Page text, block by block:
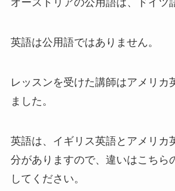
オーストリアの公用語は、ドイツ
英語は公用語ではありません。
レッスンを受けた講師はアメリカ
ました。
英語は、イギリス英語とアメリカ
分がありますので、違いはこちら
してください。